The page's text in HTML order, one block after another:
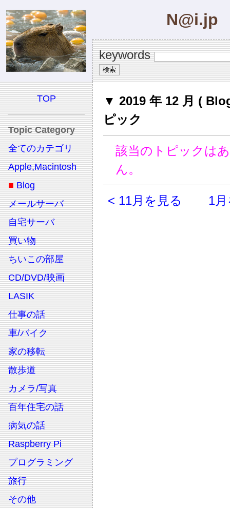
N@i.jp
keywords
TOP
Topic Category
全てのカテゴリ
Apple,Macintosh
■ Blog
メールサーバ
自宅サーバ
買い物
ちいこの部屋
CD/DVD/映画
LASIK
仕事の話
車/バイク
家の移転
散歩道
カメラ/写真
百年住宅の話
病気の話
Raspberry Pi
プログラミング
旅行
その他
▼ 2019 年 12 月 (
ピック
該当のトピックは
ん。
< 11月を見る 1